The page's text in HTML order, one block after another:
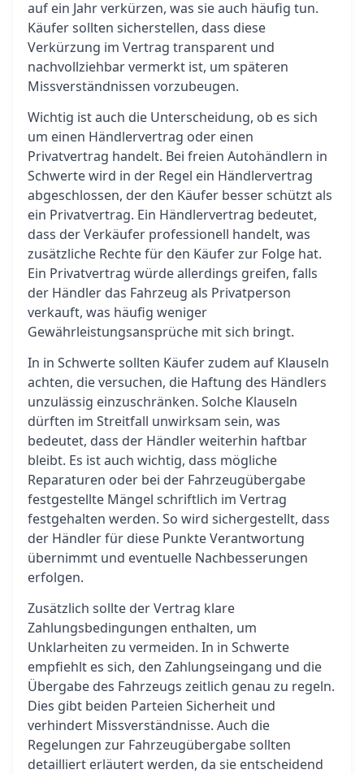
auf ein Jahr verkürzen, was sie auch häufig tun.
Käufer sollten sicherstellen, dass diese
Verkürzung im Vertrag transparent und
nachvollziehbar vermerkt ist, um späteren
Missverständnissen vorzubeugen.
Wichtig ist auch die Unterscheidung, ob es sich
um einen Händlervertrag oder einen
Privatvertrag handelt. Bei freien Autohändlern in
Schwerte wird in der Regel ein Händlervertrag
abgeschlossen, der den Käufer besser schützt als
ein Privatvertrag. Ein Händlervertrag bedeutet,
dass der Verkäufer professionell handelt, was
zusätzliche Rechte für den Käufer zur Folge hat.
Ein Privatvertrag würde allerdings greifen, falls
der Händler das Fahrzeug als Privatperson
verkauft, was häufig weniger
Gewährleistungsansprüche mit sich bringt.
In in Schwerte sollten Käufer zudem auf Klauseln
achten, die versuchen, die Haftung des Händlers
unzulässig einzuschränken. Solche Klauseln
dürften im Streitfall unwirksam sein, was
bedeutet, dass der Händler weiterhin haftbar
bleibt. Es ist auch wichtig, dass mögliche
Reparaturen oder bei der Fahrzeugübergabe
festgestellte Mängel schriftlich im Vertrag
festgehalten werden. So wird sichergestellt, dass
der Händler für diese Punkte Verantwortung
übernimmt und eventuelle Nachbesserungen
erfolgen.
Zusätzlich sollte der Vertrag klare
Zahlungsbedingungen enthalten, um
Unklarheiten zu vermeiden. In in Schwerte
empfiehlt es sich, den Zahlungseingang und die
Übergabe des Fahrzeugs zeitlich genau zu regeln.
Dies gibt beiden Parteien Sicherheit und
verhindert Missverständnisse. Auch die
Regelungen zur Fahrzeugübergabe sollten
detailliert erläutert werden, da sie entscheidend